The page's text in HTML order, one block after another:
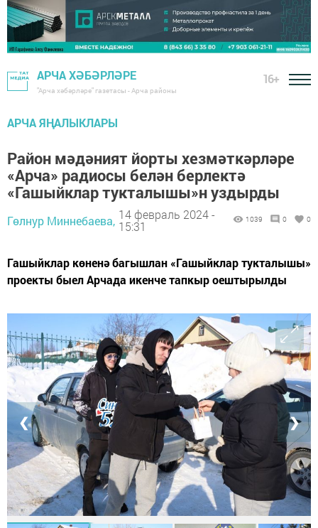
АРЧА ХӘБӘРЛӘРЕ
"Арча хәбәрләре" газетасы - Арча районы
16+
АРЧА ЯҢАЛЫКЛАРЫ
Район мәдәният йорты хезмәткәрләре
«Арча» радиосы белән берлектә
«Гашыйклар тукталышы»н уздырды
Гөлнур Миннебаева, 14 февраль 2024 -
15:31
1039 0 0
Гашыйклар көненә багышлан «Гашыйклар тукталышы»
проекты быел Арчада икенче тапкыр оештырылды
❮ ❯